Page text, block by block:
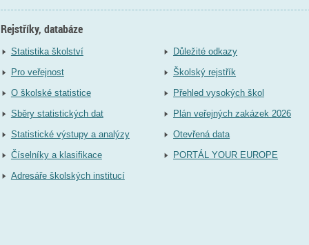
Rejstříky, databáze
Statistika školství
Pro veřejnost
O školské statistice
Sběry statistických dat
Statistické výstupy a analýzy
Číselníky a klasifikace
Adresáře školských institucí
Důležité odkazy
Školský rejstřík
Přehled vysokých škol
Plán veřejných zakázek 2026
Otevřená data
PORTÁL YOUR EUROPE